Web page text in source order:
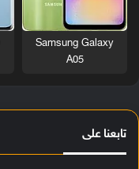
Samsung Galaxy
A05
تابعنا على